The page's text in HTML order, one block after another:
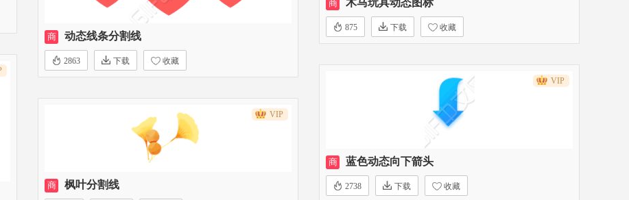
商 动态线条分割线
2863 下载 收藏
商 木马玩具动态图标
875 下载 收藏
VIP
商 蓝色动态向下箭头
2738 下载 收藏
VIP
商 枫叶分割线